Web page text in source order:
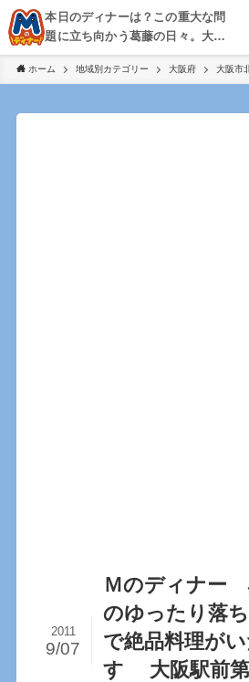
本日のディナーは？この重大な問
題に立ち向かう葛藤の日々。大
阪・京都・神戸を中心とした食べ
歩き、飲み歩きを綴る。
ホーム 地域別カテゴリー 大阪府 大阪市
Ｍのディナー
のゆったり落
で絶品料理が
す 大阪駅前
2011
9/07